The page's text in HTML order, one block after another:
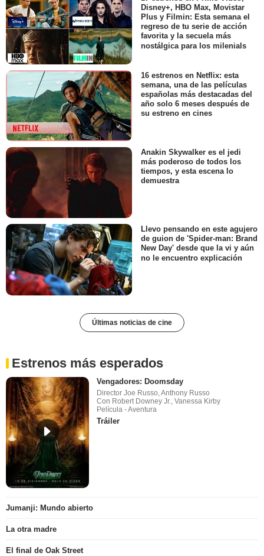
Disney+, HBO Max, Movistar
Plus y Filmin: Esta semana el
regreso de tu serie de acción
favorita y la secuela más
nostálgica para los milenials
16 estrenos en Netflix: esta
semana, una de las películas
españolas más destacadas del
año solo 6 meses después de
su estreno en cines
Anakin Skywalker es el jedi
más poderoso de todos los
tiempos, y esta escena lo
demuestra
Llevo pensando en este agujero
de guion de 'Spider-man: Brand
New Day' desde que la vi y aún
no le encuentro explicación
Últimas noticias de cine
Estrenos más esperados
Vengadores: Doomsday
Director Joe Russo, Anthony Russo
Con Robert Downey Jr., Vanessa Kirby
Película - Aventura
Tráiler
Jumanji: Mundo abierto
La otra madre
El final de Oak Street